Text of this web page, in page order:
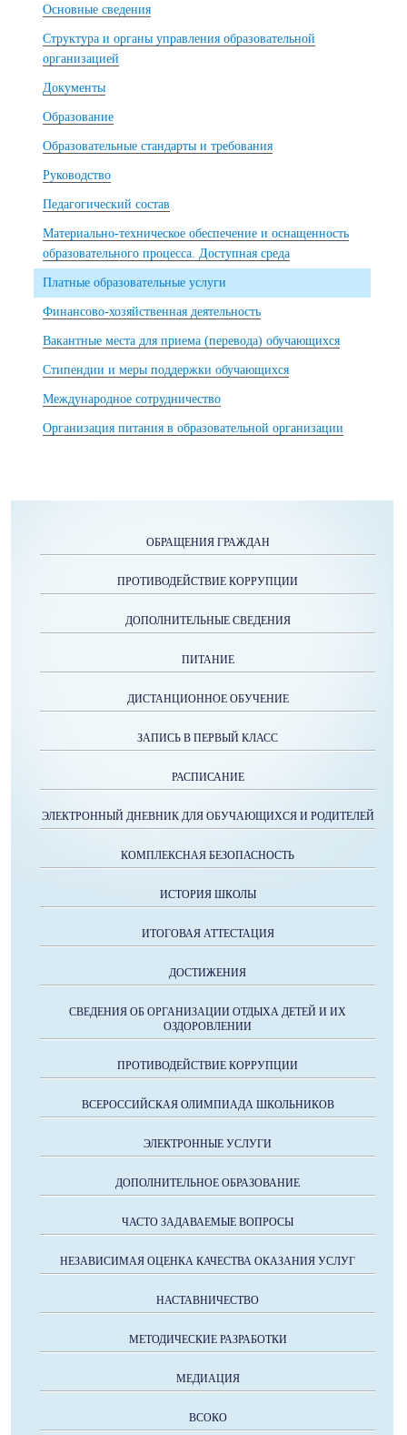
Основные сведения
Структура и органы управления образовательной
организацией
Документы
Образование
Образовательные стандарты и требования
Руководство
Педагогический состав
Материально-техническое обеспечение и оснащенность
образовательного процесса. Доступная среда
Платные образовательные услуги
Финансово-хозяйственная деятельность
Вакантные места для приема (перевода) обучающихся
Стипендии и меры поддержки обучающихся
Международное сотрудничество
Организация питания в образовательной организации
ОБРАЩЕНИЯ ГРАЖДАН
ПРОТИВОДЕЙСТВИЕ КОРРУПЦИИ
ДОПОЛНИТЕЛЬНЫЕ СВЕДЕНИЯ
ПИТАНИЕ
ДИСТАНЦИОННОЕ ОБУЧЕНИЕ
ЗАПИСЬ В ПЕРВЫЙ КЛАСС
РАСПИСАНИЕ
ЭЛЕКТРОННЫЙ ДНЕВНИК ДЛЯ ОБУЧАЮЩИХСЯ И РОДИТЕЛЕЙ
КОМПЛЕКСНАЯ БЕЗОПАСНОСТЬ
ИСТОРИЯ ШКОЛЫ
ИТОГОВАЯ АТТЕСТАЦИЯ
ДОСТИЖЕНИЯ
СВЕДЕНИЯ ОБ ОРГАНИЗАЦИИ ОТДЫХА ДЕТЕЙ И ИХ
ОЗДОРОВЛЕНИИ
ПРОТИВОДЕЙСТВИЕ КОРРУПЦИИ
ВСЕРОССИЙСКАЯ ОЛИМПИАДА ШКОЛЬНИКОВ
ЭЛЕКТРОННЫЕ УСЛУГИ
ДОПОЛНИТЕЛЬНОЕ ОБРАЗОВАНИЕ
ЧАСТО ЗАДАВАЕМЫЕ ВОПРОСЫ
НЕЗАВИСИМАЯ ОЦЕНКА КАЧЕСТВА ОКАЗАНИЯ УСЛУГ
НАСТАВНИЧЕСТВО
МЕТОДИЧЕСКИЕ РАЗРАБОТКИ
МЕДИАЦИЯ
ВСОКО